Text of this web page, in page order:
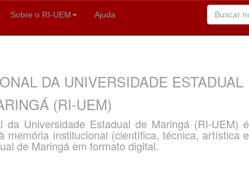
Sobre o RI-UEM Ajuda
DA UNIVERSIDADE ESTADUAL
(RI-UEM)
Universidade Estadual de Maringá (RI-UEM) é
memória institucional (científica, técnica, artística e
de Maringá em formato digital.